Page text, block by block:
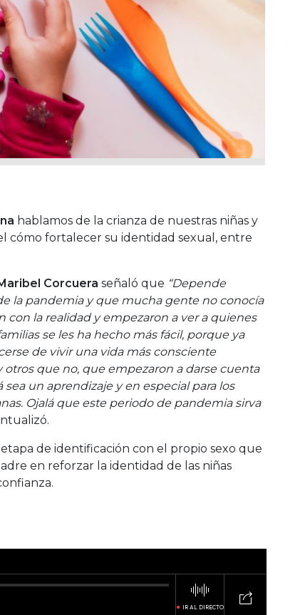
hablamos de la crianza de nuestras niñas y
cómo fortalecer su identidad sexual, entre
Corcuera señaló que “Depende
la pandemia y que mucha gente no conocía
con la realidad y empezaron a ver a quienes
se les ha hecho más fácil, porque ya
de vivir una vida más consciente
que no, que empezaron a darse cuenta
un aprendizaje y en especial para los
Ojalá que este periodo de pandemia sirva
de identificación con el propio sexo que
en reforzar la identidad de las niñas